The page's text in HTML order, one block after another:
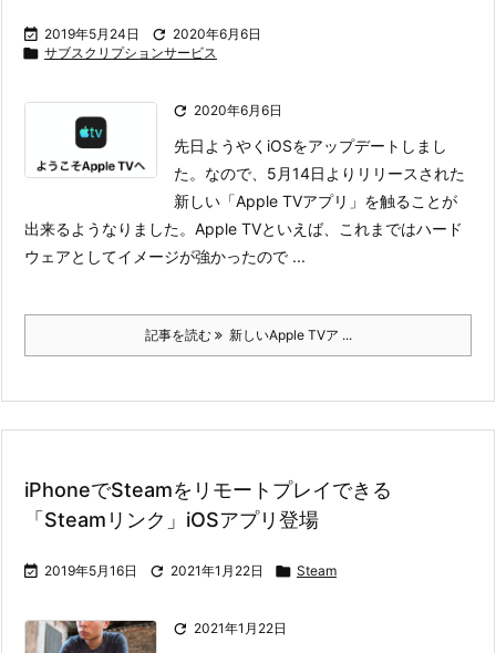
 2019年5月24日  2020年6月6日
 サブスクリプションサービス
 2020年6月6日
先日ようやくiOSをアップデートしまし
た。なので、5月14日よりリリースされた
新しい「Apple TVアプリ」を触ることが
出来るようなりました。 Apple TVといえば、これまではハード
ウェアとしてイメージが強かったので ...
記事を読む 新しいApple TVア ...
iPhoneでSteamをリモートプレイできる
「Steamリンク」iOSアプリ登場
 2019年5月16日  2021年1月22日  Steam
 2021年1月22日